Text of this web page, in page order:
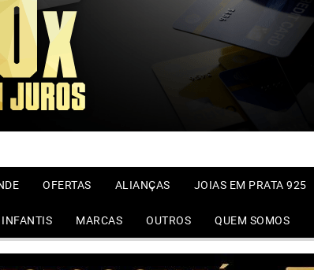
OFERTAS ALIANÇAS JOIAS EM PRATA 925
MARCAS OUTROS QUEM SOMOS